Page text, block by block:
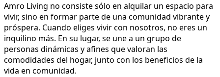
Amro Living no consiste sólo en alquilar un espacio para
vivir, sino en formar parte de una comunidad vibrante y
próspera. Cuando eliges vivir con nosotros, no eres un
inquilino más. En su lugar, se une a un grupo de
personas dinámicas y afines que valoran las
comodidades del hogar, junto con los beneficios de la
vida en comunidad.